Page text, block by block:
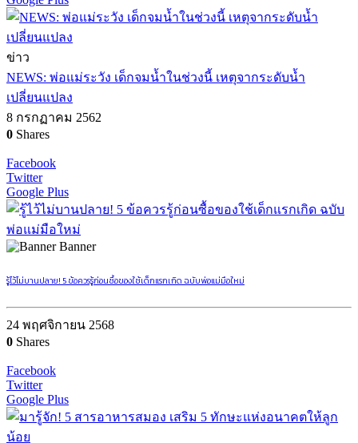
ข่าว
NEWS: พ่อแม่ระวัง เด็กจมน้ำในช่วงนี้ เหตุจากระดับน้ำ
เปลี่ยนแปลง
8 กรกฏาคม 2562
0 Shares
Facebook
Twitter
Google Plus
Banner
รู้ไว้ไม่บานปลาย! 5 ข้อควรรู้ก่อนซื้อของใช้เด็กแรกเกิด ฉบับพ่อแม่มือใหม่
24 พฤศจิกายน 2568
0 Shares
Facebook
Twitter
Google Plus